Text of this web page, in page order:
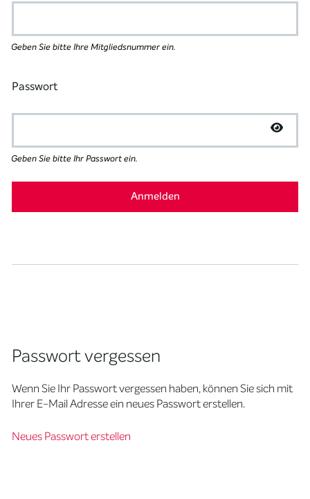
Geben Sie bitte Ihre Mitgliedsnummer ein.
Passwort
Geben Sie bitte Ihr Passwort ein.
Passwort vergessen
Wenn Sie Ihr Passwort vergessen haben, können Sie sich mit
Ihrer E-Mail Adresse ein neues Passwort erstellen.
Neues Passwort erstellen